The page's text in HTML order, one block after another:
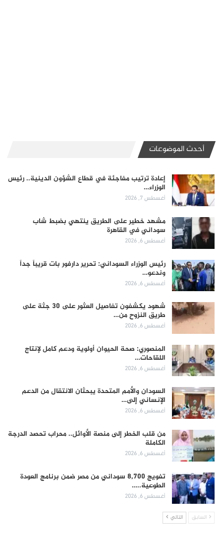
أحدث الموضوعات
إعادة ترتيب مفاجئة في قطاع الشؤون الدينية.. رئيس
الوزراء…
أغسطس 7, 2026
مشهد خطير على الطريق ينتهي بضبط شاب
سوداني في القاهرة
أغسطس 6, 2026
رئيس الوزراء السوداني: تحرير دارفور بات قريباً جداً
وندعو…
أغسطس 6, 2026
شهود يكشفون تفاصيل العثور على 30 جثة على
طريق النزوح من…
أغسطس 6, 2026
المنصوري: صحة الحيوان أولوية ودعم كامل لإنتاج
اللقاحات…
أغسطس 6, 2026
السودان والأمم المتحدة يبحثان الانتقال من الدعم
الإنساني إلى…
أغسطس 6, 2026
من قلب الخطر إلى منصة الأوائل.. محراب تحصد الدرجة
الكاملة
أغسطس 6, 2026
تفويج 8,700 سوداني من مصر ضمن برنامج العودة
الطوعية..…
أغسطس 6, 2026
السابق التالي